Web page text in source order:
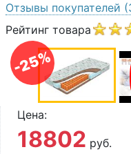
Open submenu
Шкафы
О компании
Контакты
Доставка по
-25%
Отзывы покупателей
Рейтинг товара
Цена:
18802 руб.